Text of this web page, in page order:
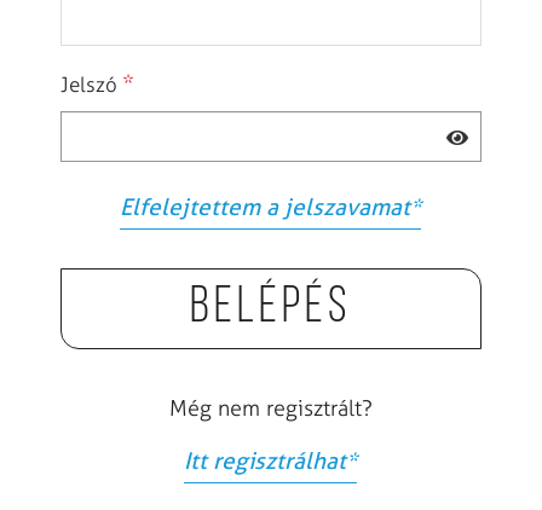
Jelszó *
Elfelejtettem a jelszavamat*
Belépés
Még nem regisztrált?
Itt regisztrálhat*